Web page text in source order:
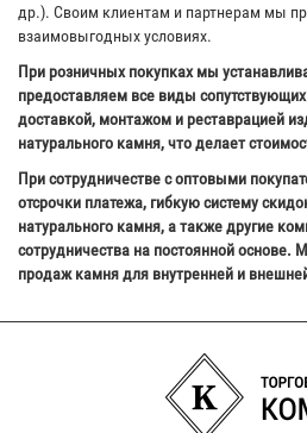
др.). Своим клиентам и партнерам мы
взаимовыгодных условиях.
При розничных покупках мы
предоставляем все виды сопутствующих
доставкой, монтажом и реставрацией
натурального камня, что делает
При сотрудничестве с оптовыми
отсрочки платежа, гибкую систему
натурального камня, а также другие
сотрудничества на постоянной основе.
продаж камня для внутренней и